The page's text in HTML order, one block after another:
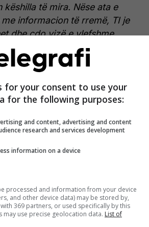
të mira. Nëse ata e
informacion të rremë, TI je
dhe çdo vizë e vlefshme
dhe shmangni mashtrimet, ne
vetë aplikacionin tuaj falas
ambasada amerikane
cilat ofrojnë shërbim për vizat
for your consent to use your
for the following purposes:
and content, advertising and content
research and services development
information on a device
processed and information from your device
and other device data) may be stored by,
369 partners, or used specifically by this
may use precise geolocation data. List of